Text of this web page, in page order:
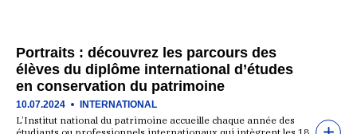
Portraits : découvrez les parcours des
élèves du diplôme international d’études
en conservation du patrimoine
10.07.2024 INTERNATIONAL
L’Institut national du patrimoine accueille chaque année des